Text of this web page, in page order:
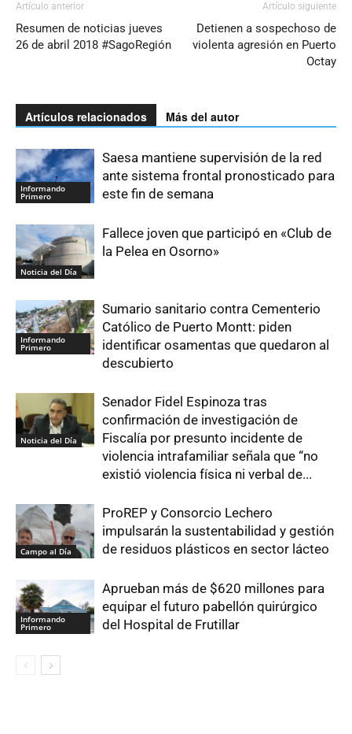
Artículo anterior
Resumen de noticias jueves
26 de abril 2018 #SagoRegión
Artículo siguiente
Detienen a sospechoso de
violenta agresión en Puerto
Octay
Artículos relacionados Más del autor
Informando
Primero
Saesa mantiene supervisión de la red
ante sistema frontal pronosticado para
este fin de semana
Noticia del Día
Fallece joven que participó en «Club de
la Pelea en Osorno»
Informando
Primero
Sumario sanitario contra Cementerio
Católico de Puerto Montt: piden
identificar osamentas que quedaron al
descubierto
Noticia del Día
Senador Fidel Espinoza tras
confirmación de investigación de
Fiscalía por presunto incidente de
violencia intrafamiliar señala que “no
existió violencia física ni verbal de...
Campo al Día
ProREP y Consorcio Lechero
impulsarán la sustentabilidad y gestión
de residuos plásticos en sector lácteo
Informando
Primero
Aprueban más de $620 millones para
equipar el futuro pabellón quirúrgico
del Hospital de Frutillar